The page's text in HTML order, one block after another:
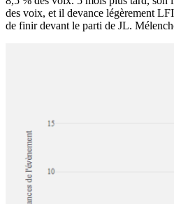
des voix, et il devance légèrement
de finir devant le parti de JL.